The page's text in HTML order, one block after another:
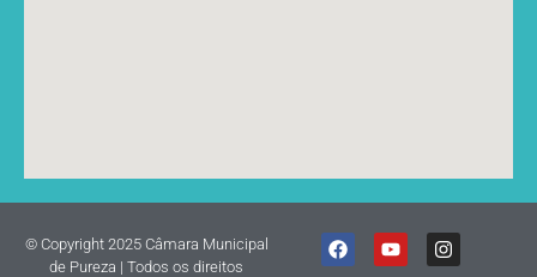
© Copyright 2025 Câmara Municipal
de Pureza | Todos os direitos